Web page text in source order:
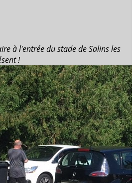
à l'entrée du stade de Salins les
!